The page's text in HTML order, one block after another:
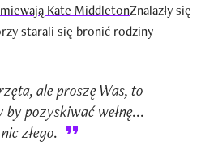
Kate MiddletonZnalazły się
starali się bronić rodziny
ale proszę Was, to
pozyskiwać wełnę...
złego.